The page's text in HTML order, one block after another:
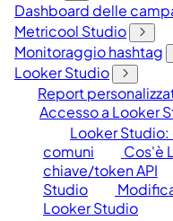
Dashboard delle
Metricool Studio
Monitoraggio hashtag
Looker Studio
Report
Accesso a Looker
Looker
comuni
Cos'è
chiave/token API
Studio
Looker Studio